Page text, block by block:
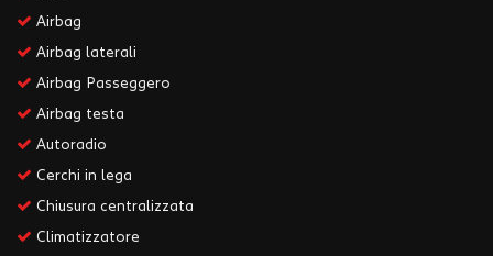
Airbag
Airbag laterali
Airbag Passeggero
Airbag testa
Autoradio
Cerchi in lega
Chiusura centralizzata
Climatizzatore